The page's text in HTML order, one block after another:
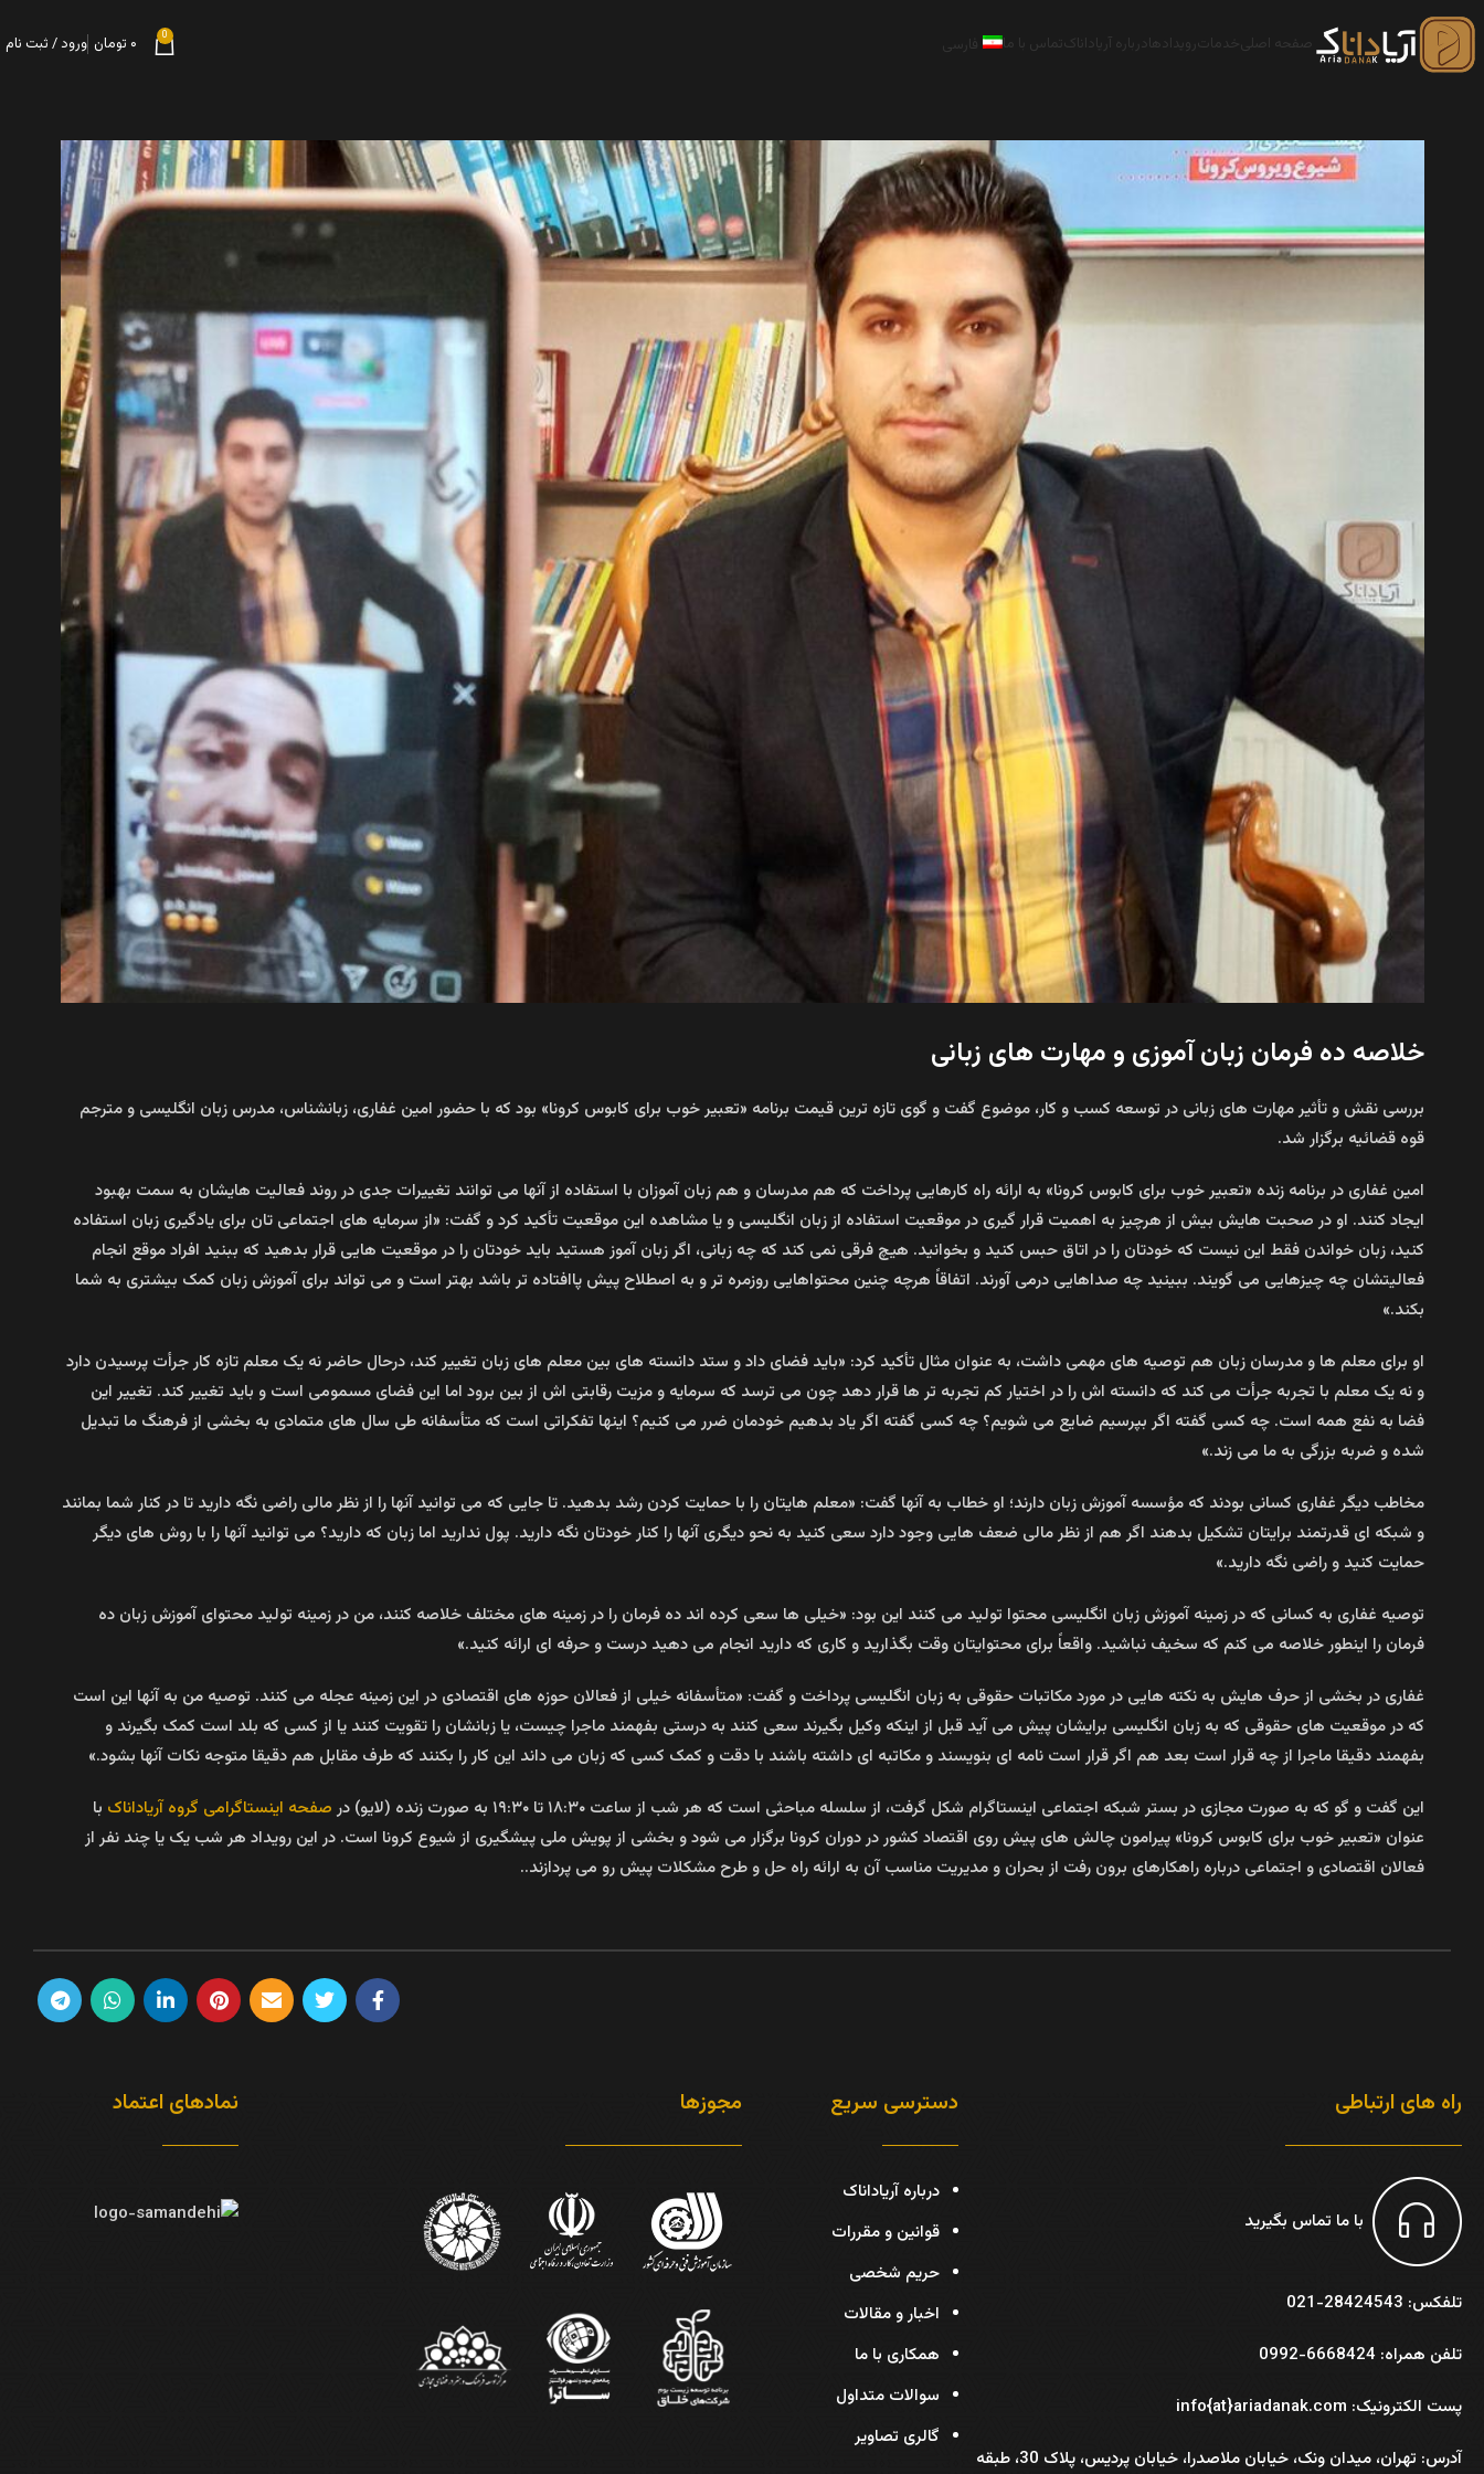
صفحه اصلی خدمات رویدادها درباره آریاداناکتماس با ما فارسی 0 ۰ تومان ورود / ثبت نام
خلاصه ده فرمان زبان آموزی و مهارت های زبانی
بررسی نقش و تأثیر مهارت های زبانی در توسعه کسب و کار، موضوع گفت و گوی تازه ترین قیمت برنامه «تعبیر خوب برای کابوس کرونا» بود که با حضور امین غفاری، زبانشناس، مدرس زبان انگلیسی و مترجم
قوه قضائیه برگزار شد.
امین غفاری در برنامه زنده «تعبیر خوب برای کابوس کرونا» به ارائه راه کارهایی پرداخت که هم مدرسان و هم زبان آموزان با استفاده از آنها می توانند تغییرات جدی در روند فعالیت هایشان به سمت بهبود
ایجاد کنند. او در صحبت هایش بیش از هرچیز به اهمیت قرار گیری در موقعیت استفاده از زبان انگلیسی و یا مشاهده این موقعیت تأکید کرد و گفت: «از سرمایه های اجتماعی تان برای یادگیری زبان استفاده
کنید، زبان خواندن فقط این نیست که خودتان را در اتاق حبس کنید و بخوانید. هیچ فرقی نمی کند که چه زبانی، اگر زبان آموز هستید باید خودتان را در موقعیت هایی قرار بدهید که ببنید افراد موقع انجام
فعالیتشان چه چیزهایی می گویند. ببینید چه صداهایی درمی آورند. اتفاقاً هرچه چنین محتواهایی روزمره تر و به اصطلاح پیش پاافتاده تر باشد بهتر است و می تواند برای آموزش زبان کمک بیشتری به شما
بکند.»
او برای معلم ها و مدرسان زبان هم توصیه های مهمی داشت، به عنوان مثال تأکید کرد: «باید فضای داد و ستد دانسته های بین معلم های زبان تغییر کند، درحال حاضر نه یک معلم تازه کار جرأت پرسیدن دارد
و نه یک معلم با تجربه جرأت می کند که دانسته اش را در اختیار کم تجربه تر ها قرار دهد چون می ترسد که سرمایه و مزیت رقابتی اش از بین برود اما این فضای مسمومی است و باید تغییر کند. تغییر این
فضا به نفع همه است. چه کسی گفته اگر بپرسیم ضایع می شویم؟ چه کسی گفته اگر یاد بدهیم خودمان ضرر می کنیم؟ اینها تفکراتی است که متأسفانه طی سال های متمادی به بخشی از فرهنگ ما تبدیل
شده و ضربه بزرگی به ما می زند.»
مخاطب دیگر غفاری کسانی بودند که مؤسسه آموزش زبان دارند؛ او خطاب به آنها گفت: «معلم هایتان را با حمایت کردن رشد بدهید. تا جایی که می توانید آنها را از نظر مالی راضی نگه دارید تا در کنار شما بمانند
و شبکه ای قدرتمند برایتان تشکیل بدهند اگر هم از نظر مالی ضعف هایی وجود دارد سعی کنید به نحو دیگری آنها را کنار خودتان نگه دارید. پول ندارید اما زبان که دارید؟ می توانید آنها را با روش های دیگر
حمایت کنید و راضی نگه دارید.»
توصیه غفاری به کسانی که در زمینه آموزش زبان انگلیسی محتوا تولید می کنند این بود: «خیلی ها سعی کرده اند ده فرمان را در زمینه های مختلف خلاصه کنند، من در زمینه تولید محتوای آموزش زبان ده
فرمان را اینطور خلاصه می کنم که سخیف نباشید. واقعاً برای محتوایتان وقت بگذارید و کاری که دارید انجام می دهید درست و حرفه ای ارائه کنید.»
غفاری در بخشی از حرف هایش به نکته هایی در مورد مکاتبات حقوقی به زبان انگلیسی پرداخت و گفت: «متأسفانه خیلی از فعالان حوزه های اقتصادی در این زمینه عجله می کنند. توصیه من به آنها این است
که در موقعیت های حقوقی که به زبان انگلیسی برایشان پیش می آید قبل از اینکه وکیل بگیرند سعی کنند به درستی بفهمند ماجرا چیست، یا زبانشان را تقویت کنند یا از کسی که بلد است کمک بگیرند و
بفهمند دقیقا ماجرا از چه قرار است بعد هم اگر قرار است نامه ای بنویسند و مکاتبه ای داشته باشند با دقت و کمک کسی که زبان می داند این کار را بکنند که طرف مقابل هم دقیقا متوجه نکات آنها بشود.»
این گفت و گو که به صورت مجازی در بستر شبکه اجتماعی اینستاگرام شکل گرفت، از سلسله مباحثی است که هر شب از ساعت ۱۸:۳۰ تا ۱۹:۳۰ به صورت زنده (لایو) در صفحه اینستاگرامی گروه آریاداناک با
عنوان «تعبیر خوب برای کابوس کرونا» پیرامون چالش های پیش روی اقتصاد کشور در دوران کرونا برگزار می شود و بخشی از پویش ملی پیشگیری از شیوع کرونا است. در این رویداد هر شب یک یا چند نفر از
فعالان اقتصادی و اجتماعی درباره راهکارهای برون رفت از بحران و مدیریت مناسب آن به ارائه راه حل و طرح مشکلات پیش رو می پردازند..
راه های ارتباطی
با ما تماس بگیرید
تلفکس: 28424543-021
تلفن همراه: 6668424-0992
پست الکترونیک: info{at}ariadanak.com
آدرس: تهران، میدان ونک، خیابان ملاصدرا، خیابان پردیس، پلاک 30، طبقه
دسترسی سریع
درباره آریاداناک
قوانین و مقررات
حریم شخصی
اخبار و مقالات
همکاری با ما
سوالات متداول
گالری تصاویر
مجوزها نمادهای اعتماد